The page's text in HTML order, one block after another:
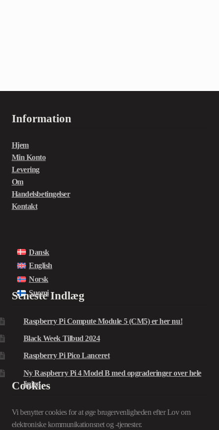
Information
Hjem
Min Konto
Levering
Om
Handelsbetingelser
Kontakt
Dansk
English
Norsk
Suomi
Seneste Indlæg
Raspberry Pi Compute Module 5 (CM5) er her nu!
Black Week Tilbud 2024
Raspberry Pi Pico Lanceret
Ny Raspberry Pi 4 Model B med opgraderinger over hele
linjen
Cookies
Vi benytter cookies for at øge brugervenligheden efter Lov om
elektroniske kommunikationsnet og -tjenester.